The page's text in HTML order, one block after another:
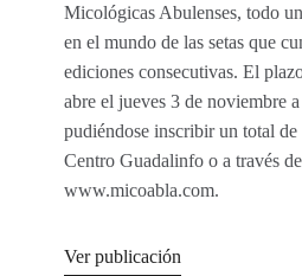
Micológicas Abulenses, todo
en el mundo de las setas que
ediciones consecutivas. El
abre el jueves 3 de noviembre
pudiéndose inscribir un total de
Centro Guadalinfo o a través
www.micoabla.com.
Ver publicación